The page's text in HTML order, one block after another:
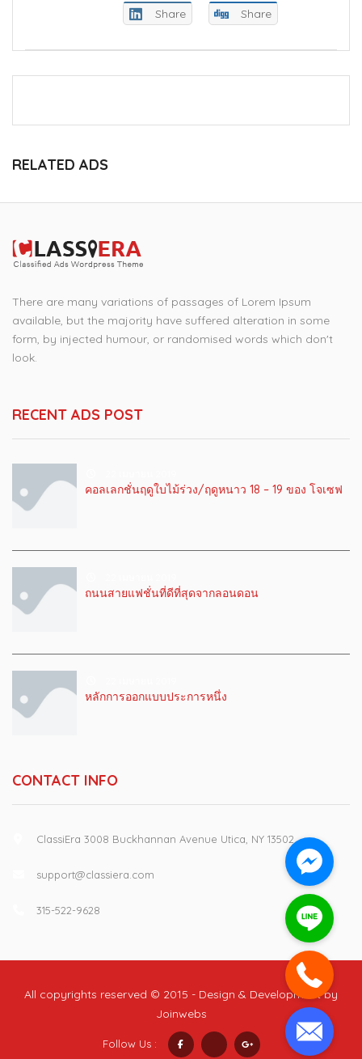
Share Share
RELATED ADS
There are many variations of passages of Lorem Ipsum
available, but the majority have suffered alteration in some
form, by injected humour, or randomised words which don't
look.
RECENT ADS POST
คอลเลกชั่นฤดูใบไม้ร่วง/ฤดูหนาว 18 – 19 ของ โจเซฟ
ถนนสายแฟชั่นที่ดีที่สุดจากลอนดอน
หลักการออกแบบประการหนึ่ง
CONTACT INFO
ClassiEra 3008 Buckhannan Avenue Utica, NY 13502
support@classiera.com
315-522-9628
All copyrights reserved © 2015 - Design & Development by
Joinwebs
Follow Us :